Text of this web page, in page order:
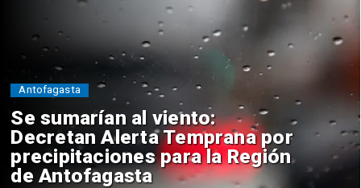
Se sumarían al viento:
Decretan Alerta Temprana por
precipitaciones para la Región
de Antofagasta
Antofagasta